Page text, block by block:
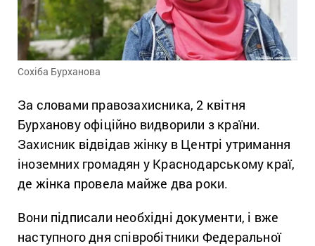
Сохіба Бурханова
За словами правозахисника, 2 квітня
Бурханову офіційно видворили з країни.
Захисник відвідав жінку в Центрі утримання
іноземних громадян у Краснодарському краї,
де жінка провела майже два роки.
Вони підписали необхідні документи, і вже
наступного дня співробітники Федеральної